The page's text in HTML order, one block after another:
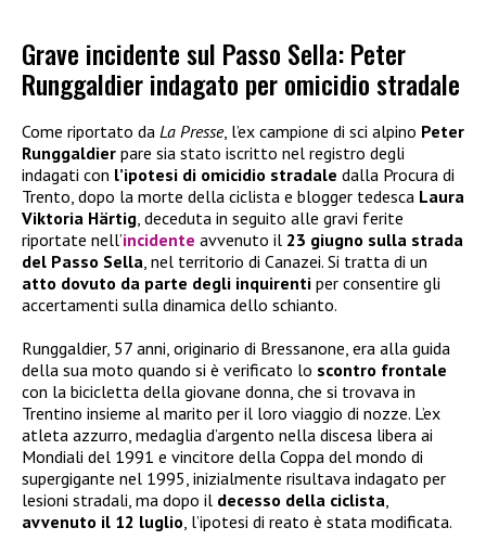
Grave incidente sul Passo Sella: Peter
Runggaldier indagato per omicidio stradale
Come riportato da La Presse, l’ex campione di sci alpino Peter
Runggaldier pare sia stato iscritto nel registro degli
indagati con l’ipotesi di omicidio stradale dalla Procura di
Trento, dopo la morte della ciclista e blogger tedesca Laura
Viktoria Härtig, deceduta in seguito alle gravi ferite
riportate nell’incidente avvenuto il 23 giugno sulla strada
del Passo Sella, nel territorio di Canazei. Si tratta di un
atto dovuto da parte degli inquirenti per consentire gli
accertamenti sulla dinamica dello schianto.
Runggaldier, 57 anni, originario di Bressanone, era alla guida
della sua moto quando si è verificato lo scontro frontale
con la bicicletta della giovane donna, che si trovava in
Trentino insieme al marito per il loro viaggio di nozze. L’ex
atleta azzurro, medaglia d’argento nella discesa libera ai
Mondiali del 1991 e vincitore della Coppa del mondo di
supergigante nel 1995, inizialmente risultava indagato per
lesioni stradali, ma dopo il decesso della ciclista,
avvenuto il 12 luglio, l’ipotesi di reato è stata modificata.